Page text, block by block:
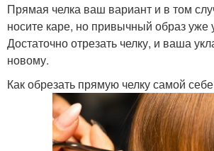
Прямая челка ваш вариант и в том
носите каре, но привычный образ уже
Достаточно отрезать челку, и ваша
новому.
Как обрезать прямую челку самой